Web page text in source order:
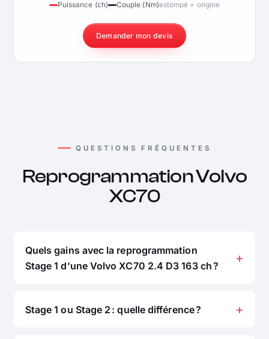
Puissance (ch) Couple (Nm)estompé = origine
Demander mon devis
QUESTIONS FRÉQUENTES
Reprogrammation Volvo
XC70
Quels gains avec la reprogrammation
Stage 1 d'une Volvo XC70 2.4 D3 163 ch ?
Stage 1 ou Stage 2 : quelle différence ?